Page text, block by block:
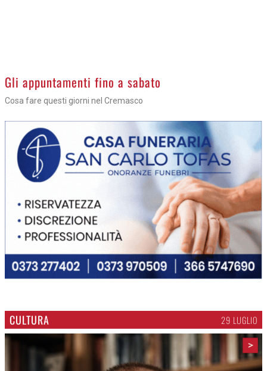
Gli appuntamenti fino a sabato
Cosa fare questi giorni nel Cremasco
CULTURA 29 LUGLIO
>